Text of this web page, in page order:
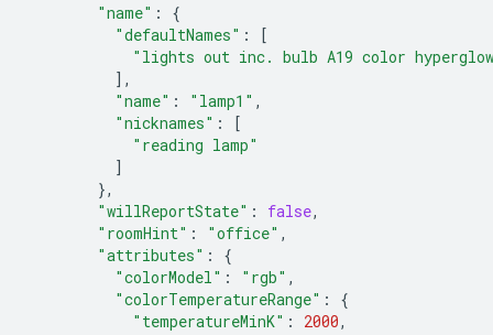
"name" :
{
"defaultNames" :
[
"lights out inc. bulb A19 color
],
"name" : "lamp1" ,
"nicknames" :
[
"reading lamp"
]
},
"willReportState" : false,
"roomHint" : "office" ,
"attributes" :
{
"colorModel" : "rgb" ,
"colorTemperatureRange" :
{
"temperatureMinK" : 2000,